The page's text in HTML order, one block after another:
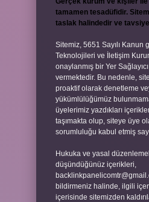
tamamen tesadüfidir.
taslak halindedir ve
Sitemiz, 5651 Sayılı Kanun
Teknolojileri ve İletişim
onaylanmış bir Yer
vermektedir. Bu nedenle,
proaktif olarak denetleme
yükümlülüğümüz
üyelerimiz yazdıkları
taşımakta olup, siteye üye
sorumluluğu kabul etmiş
Hukuka ve yasal
düşündüğünüz içerikleri,
bildirmeniz halinde, ilgili
içerisinde sitemizden